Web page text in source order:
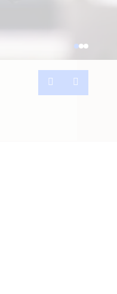
AnteriorPróxima